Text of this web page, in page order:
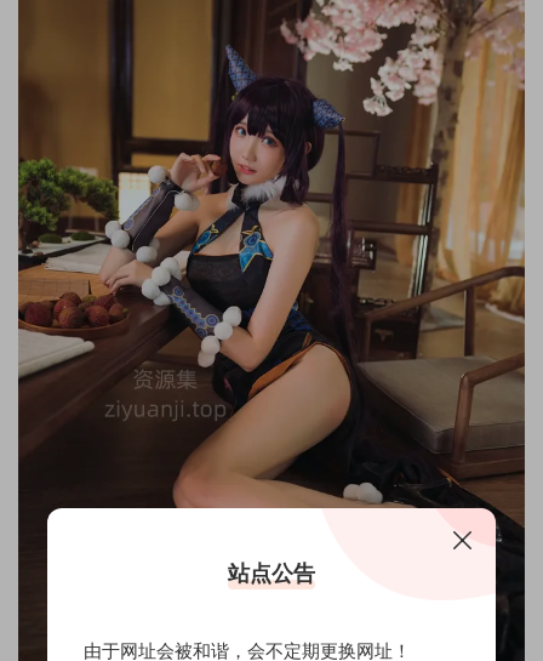
站点公告
由于网址会被和谐，会不定期更换网址！